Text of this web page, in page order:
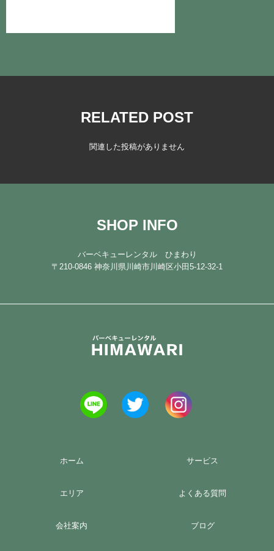
RELATED POST
関連した投稿がありません
SHOP INFO
バーベキューレンタル ひまわり
〒210-0846 神奈川県川崎市川崎区小田5-12-32-1
ホーム サービス
エリア よくある質問
会社案内 ブログ